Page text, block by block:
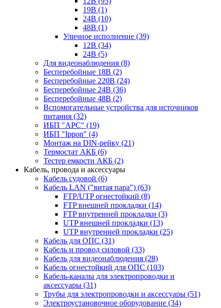
19В (1)
24В (10)
48В (1)
Уличное исполнение (39)
12В (34)
24В (5)
Для видеонаблюдения (8)
Бесперебойные 18В (2)
Бесперебойные 220В (24)
Бесперебойные 24В (36)
Бесперебойные 48В (2)
Вспомогательные устройства для источников
питания (32)
ИБП "APC" (19)
ИБП "Ippon" (4)
Монтаж на DIN-рейку (21)
Термостат АКБ (6)
Тестер емкости АКБ (2)
Кабель, провода и аксессуары
Кабель судовой (6)
Кабель LAN ("витая пара") (63)
FTP/UTP огнестойкий (8)
FTP внешней прокладки (14)
FTP внутренней прокладки (3)
UTP внешней прокладки (13)
UTP внутренней прокладки (25)
Кабель для ОПС (31)
Кабель и провод силовой (33)
Кабель для видеонаблюдения (28)
Кабель огнестойкий для ОПС (103)
Кабель-каналы для электропроводки и
аксессуары (31)
Трубы для электропроводки и аксессуары (51)
Электроустановочное оборудование (34)